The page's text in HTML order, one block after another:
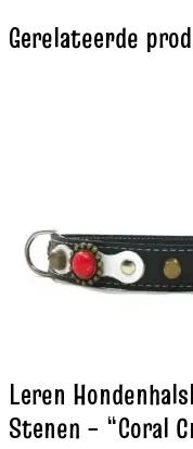
Gerelateerde
Leren
Stenen – “Coral